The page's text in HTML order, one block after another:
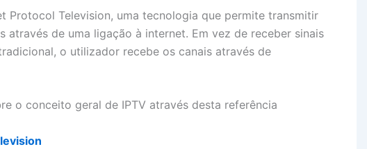
Protocol Television, uma tecnologia que permite transmitir
através de uma ligação à internet. Em vez de receber sinais
o utilizador recebe os canais através de
o conceito geral de IPTV através desta referência